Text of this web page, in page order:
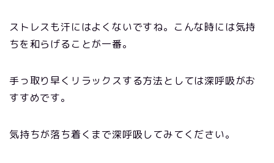
ストレスも汗にはよくないですね。こんな時には気持
ちを和らげることが一番。
手っ取り早くリラックスする方法としては深呼吸がお
すすめです。
気持ちが落ち着くまで深呼吸してみてください。